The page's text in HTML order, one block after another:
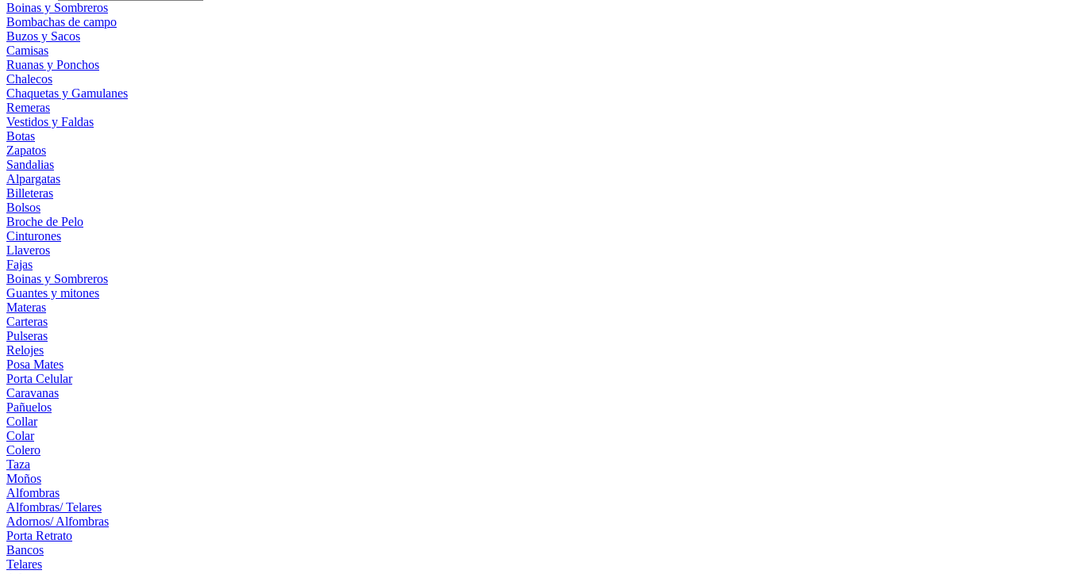
Boinas y Sombreros
Bombachas de campo
Buzos y Sacos
Camisas
Ruanas y Ponchos
Chalecos
Chaquetas y Gamulanes
Remeras
Vestidos y Faldas
Botas
Zapatos
Sandalias
Alpargatas
Billeteras
Bolsos
Broche de Pelo
Cinturones
Llaveros
Fajas
Boinas y Sombreros
Guantes y mitones
Materas
Carteras
Pulseras
Relojes
Posa Mates
Porta Celular
Caravanas
Pañuelos
Collar
Colar
Colero
Taza
Moños
Alfombras
Alfombras/ Telares
Adornos/ Alfombras
Porta Retrato
Bancos
Telares